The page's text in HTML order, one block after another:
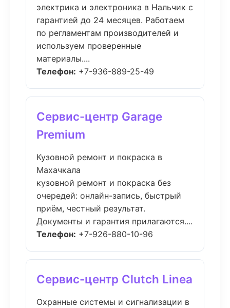
электрика и электроника в Нальчик с
гарантией до 24 месяцев. Работаем
по регламентам производителей и
используем проверенные
материалы....
Телефон: +7-936-889-25-49
Сервис-центр Garage
Premium
Кузовной ремонт и покраска в
Махачкала
кузовной ремонт и покраска без
очередей: онлайн-запись, быстрый
приём, честный результат.
Документы и гарантия прилагаются....
Телефон: +7-926-880-10-96
Сервис-центр Clutch Linea
Охранные системы и сигнализации в